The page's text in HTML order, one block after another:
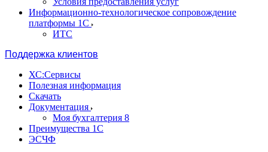
Информационно-технологическое сопровождение
платформы 1С
ИТС
Поддержка клиентов
ХС:Сервисы
Полезная информация
Скачать
Документация
Моя бухгалтерия 8
Преимущества 1С
ЭСЧФ